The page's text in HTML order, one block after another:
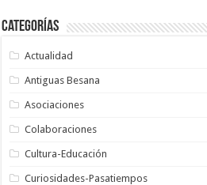
Categorías
Actualidad
Antiguas Besana
Asociaciones
Colaboraciones
Cultura-Educación
Curiosidades-Pasatiempos